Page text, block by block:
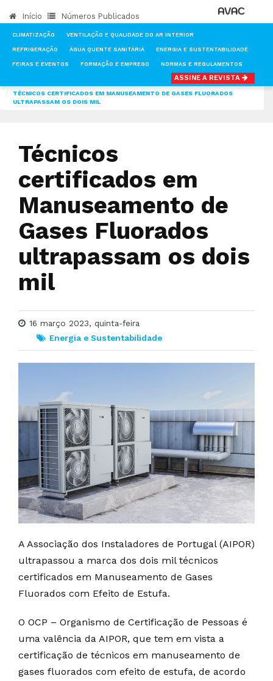
Início Números Publicados
CLIMATIZAÇÃO VENTILAÇÃO E QUALIDADE DO AR INTERIOR
REFRIGERAÇÃO ÁGUA QUENTE SANITÁRIA ENERGIA E SUSTENTABILIDADE
FEIRAS E EVENTOS FORMAÇÃO E EMPREGO NORMAS E REGULAMENTOS
ASSINE A REVISTA
ENERGIA E SUSTENTABILIDADE
TÉCNICOS CERTIFICADOS EM MANUSEAMENTO DE GASES FLUORADOS
ULTRAPASSAM OS DOIS MIL
Técnicos
certificados em
Manuseamento de
Gases Fluorados
ultrapassam os dois
mil
16 março 2023, quinta-feira
Energia e Sustentabilidade
A Associação dos Instaladores de Portugal (AIPOR)
ultrapassou a marca dos dois mil técnicos
certificados em Manuseamento de Gases
Fluorados com Efeito de Estufa.
O OCP – Organismo de Certificação de Pessoas é
uma valência da AIPOR, que tem em vista a
certificação de técnicos em manuseamento de
gases fluorados com efeito de estufa, de acordo